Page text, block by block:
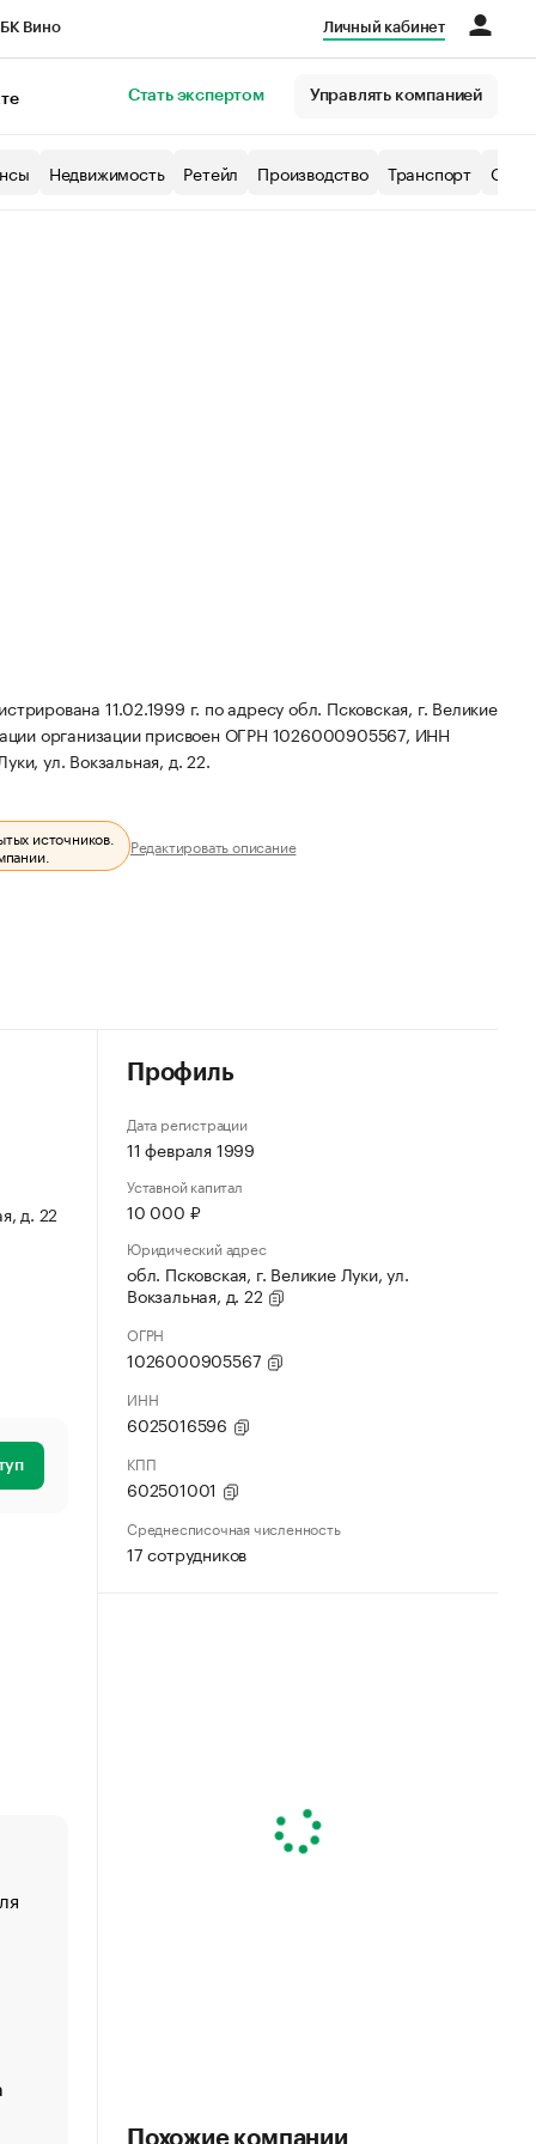
Вино Личный кабинет
Стать экспертом Управлять компанией
Недвижимость Ретейл Производство Транспорт
11.02.1999 г. по адресу обл. Псковская, г. Великие
организации присвоен ОГРН 1026000905567, ИНН
ул. Вокзальная, д. 22.
источников. Редактировать описание
д. 22
Профиль
Дата регистрации
11 февраля 1999
Уставной капитал
10 000 ₽
Юридический адрес
обл. Псковская, г. Великие Луки, ул.
Вокзальная, д. 22
ОГРН
1026000905567
ИНН
6025016596
КПП
602501001
Среднесписочная численность
17 сотрудников
Похожие компании